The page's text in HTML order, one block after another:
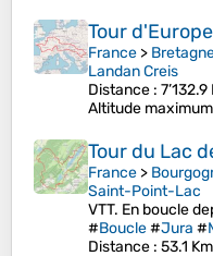
Tour d'Europe
France >
Landan Creis
Distance : 7’132.9
Altitude maximum
Tour du Lac
France >
Saint-Point-Lac
VTT. En boucle
#Boucle#Jura #
Distance : 53.1